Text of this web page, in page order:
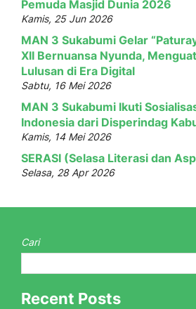
Pemuda Masjid Dunia 2026
Kamis, 25 Jun 2026
MAN 3 Sukabumi Gelar
XII Bernuansa Nyunda,
Lulusan di Era Digital
Sabtu, 16 Mei 2026
MAN 3 Sukabumi Ikuti
Indonesia dari Disperindag
Kamis, 14 Mei 2026
SERASI (Selasa Literasi dan
Selasa, 28 Apr 2026
Cari
Recent Posts